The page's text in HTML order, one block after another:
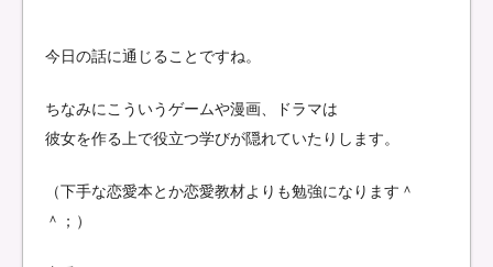
今日の話に通じることですね。
ちなみにこういうゲームや漫画、ドラマは
彼女を作る上で役立つ学びが隠れていたりします。
（下手な恋愛本とか恋愛教材よりも勉強になります＾
＾；）